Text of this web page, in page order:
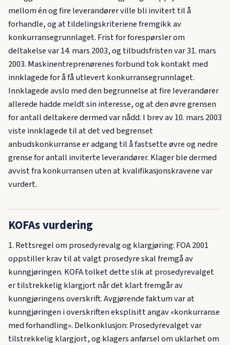
mellom én og fire leverandører ville bli invitert til å
forhandle, og at tildelingskriteriene fremgikk av
konkurransegrunnlaget. Frist for forespørsler om
deltakelse var 14. mars 2003, og tilbudsfristen var 31. mars
2003. Maskinentreprenørenes forbund tok kontakt med
innklagede for å få utlevert konkurransegrunnlaget.
Innklagede avslo med den begrunnelse at fire leverandører
allerede hadde meldt sin interesse, og at den øvre grensen
for antall deltakere dermed var nådd. I brev av 10. mars 2003
viste innklagede til at det ved begrenset
anbudskonkurranse er adgang til å fastsette øvre og nedre
grense for antall inviterte leverandører. Klager ble dermed
avvist fra konkurransen uten at kvalifikasjonskravene var
vurdert.
KOFAs vurdering
1. Rettsregel om prosedyrevalg og klargjøring: FOA 2001
oppstiller krav til at valgt prosedyre skal fremgå av
kunngjøringen. KOFA tolket dette slik at prosedyrevalget
er tilstrekkelig klargjort når det klart fremgår av
kunngjøringens overskrift. Avgjørende faktum var at
kunngjøringen i overskriften eksplisitt angav «konkurranse
med forhandling». Delkonklusjon: Prosedyrevalget var
tilstrekkelig klargjort, og klagers anførsel om uklarhet om